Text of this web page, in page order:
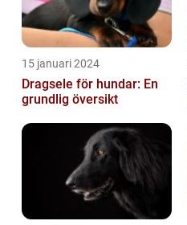
15 januari 2024
Dragsele för hundar: En
grundlig översikt